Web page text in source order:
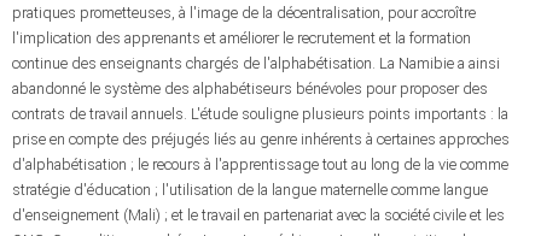
pratiques prometteuses, à l'image de la décentralisation, pour accroître
l'implication des apprenants et améliorer le recrutement et la formation
continue des enseignants chargés de l'alphabétisation. La Namibie a ainsi
abandonné le système des alphabétiseurs bénévoles pour proposer des
contrats de travail annuels. L'étude souligne plusieurs points importants : la
prise en compte des préjugés liés au genre inhérents à certaines approches
d'alphabétisation ; le recours à l'apprentissage tout au long de la vie comme
stratégie d'éducation ; l'utilisation de la langue maternelle comme langue
d'enseignement (Mali) ; et le travail en partenariat avec la société civile et les